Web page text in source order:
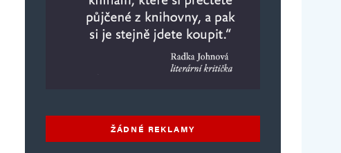
ŽÁDNÉ REKLAMY